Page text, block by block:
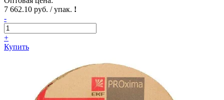
7 662.10 руб. / упак. !
-
+
Купить